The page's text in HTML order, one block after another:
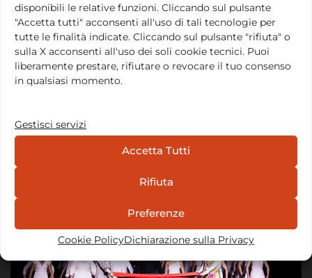
disponibili le relative funzioni. Cliccando sul pulsante
"Accetta tutti" acconsenti all'uso di tali tecnologie per
tutte le finalità indicate. Cliccando sul pulsante "rifiuta" o
sulla X acconsenti all'uso dei soli cookie tecnici. Puoi
liberamente prestare, rifiutare o revocare il tuo consenso
in qualsiasi momento.
Gestisci servizi
Accetta Tutti
Rifiuta
Preferenze
Cookie PolicyDichiarazione sulla Privacy
promuovere attivamente l’impegno per le cause e i
valori che hanno motivato la nostra vita all’Odin
Teatret…Leggi tutto
Location e Contatti
Email:info@fondazionebarbavarley.org
Notizie